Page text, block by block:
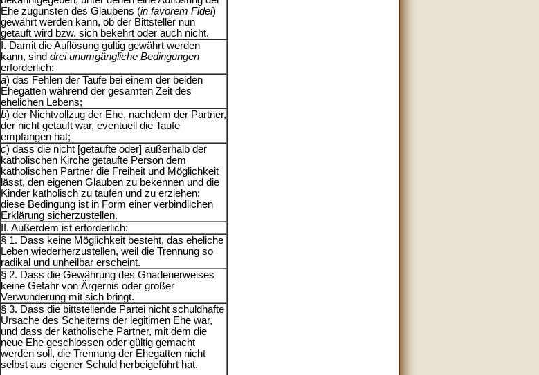
Ehe zugunsten des Glaubens (in favorem Fidei)
gewährt werden kann, ob der Bittsteller nun
getauft wird bzw. sich bekehrt oder auch nicht.
I. Damit die Auflösung gültig gewährt werden
kann, sind drei unumgängliche Bedingungen
erforderlich:
a) das Fehlen der Taufe bei einem der beiden
Ehegatten während der gesamten Zeit des
ehelichen Lebens;
b) der Nichtvollzug der Ehe, nachdem der Partner,
der nicht getauft war, eventuell die Taufe
empfangen hat;
c) dass die nicht [getaufte oder] außerhalb der
katholischen Kirche getaufte Person dem
katholischen Partner die Freiheit und Möglichkeit
lässt, den eigenen Glauben zu bekennen und die
Kinder katholisch zu taufen und zu erziehen:
diese Bedingung ist in Form einer verbindlichen
Erklärung sicherzustellen.
II. Außerdem ist erforderlich:
§ 1. Dass keine Möglichkeit besteht, das eheliche
Leben wiederherzustellen, weil die Trennung so
radikal und unheilbar erscheint.
§ 2. Dass die Gewährung des Gnadenerweises
keine Gefahr von Ärgernis oder großer
Verwunderung mit sich bringt.
§ 3. Dass die bittstellende Partei nicht schuldhafte
Ursache des Scheiterns der legitimen Ehe war,
und dass der katholische Partner, mit dem die
neue Ehe geschlossen oder gültig gemacht
werden soll, die Trennung der Ehegatten nicht
selbst aus eigener Schuld herbeigeführt hat.